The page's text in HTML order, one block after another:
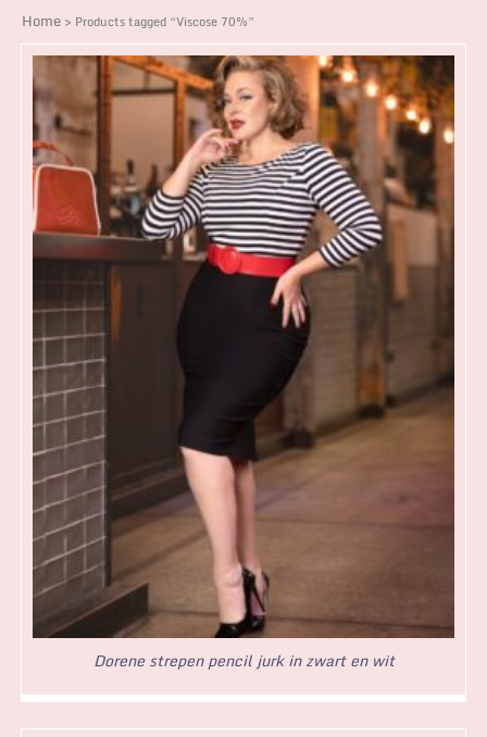
Home > Products tagged “Viscose 70%”
Dorene strepen pencil jurk in zwart en wit